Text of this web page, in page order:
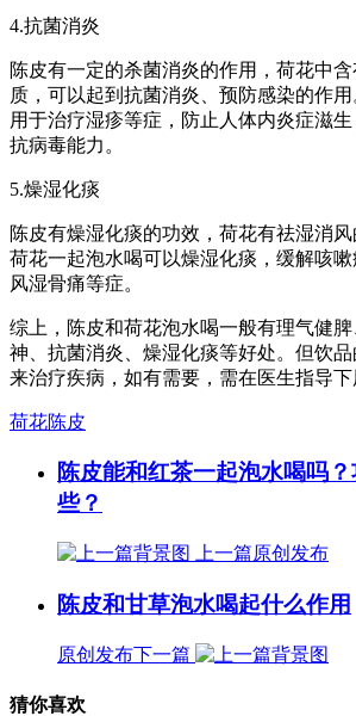
4.抗菌消炎
陈皮有一定的杀菌消炎的作用，荷花中
质，可以起到抗菌消炎、预防感染的作
用于治疗湿疹等症，防止人体内炎症滋
抗病毒能力。
5.燥湿化痰
陈皮有燥湿化痰的功效，荷花有祛湿消
荷花一起泡水喝可以燥湿化痰，缓解咳嗽
风湿骨痛等症。
综上，陈皮和荷花泡水喝一般有理气健
神、抗菌消炎、燥湿化痰等好处。但饮
来治疗疾病，如有需要，需在医生指导下
荷花陈皮
陈皮能和红茶一起泡水喝吗
些？
上一篇原创发布
陈皮和甘草泡水喝起什么作用
原创发布下一篇
猜你喜欢